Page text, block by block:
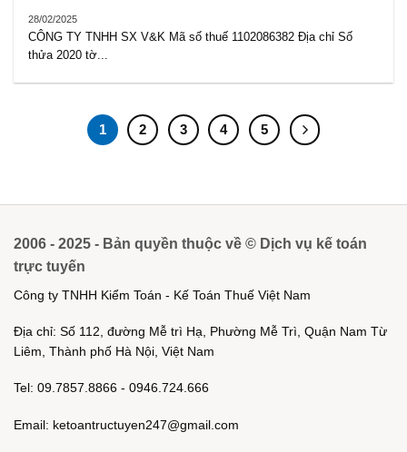
28/02/2025
CÔNG TY TNHH SX V&K Mã số thuế 1102086382 Địa chỉ Số
thửa 2020 tờ...
1 2 3 4 5
2006 - 2025 - Bản quyền thuộc về © Dịch vụ kế toán
trực tuyến
Công ty TNHH Kiểm Toán - Kế Toán Thuế Việt Nam
Địa chỉ: Số 112, đường Mễ trì Hạ, Phường Mễ Trì, Quận Nam Từ
Liêm, Thành phố Hà Nội, Việt Nam
Tel: 09.7857.8866 - 0946.724.666
Email: ketoantructuyen247@gmail.com